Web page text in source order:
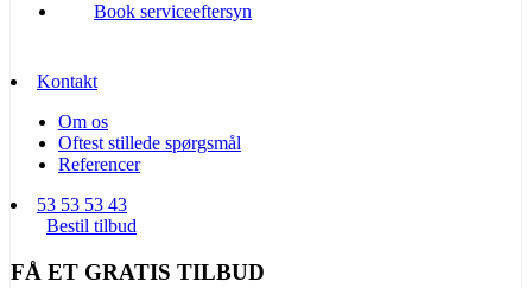
Book serviceeftersyn
Kontakt
Om os
Oftest stillede spørgsmål
Referencer
53 53 53 43
Bestil tilbud
FÅ ET GRATIS TILBUD